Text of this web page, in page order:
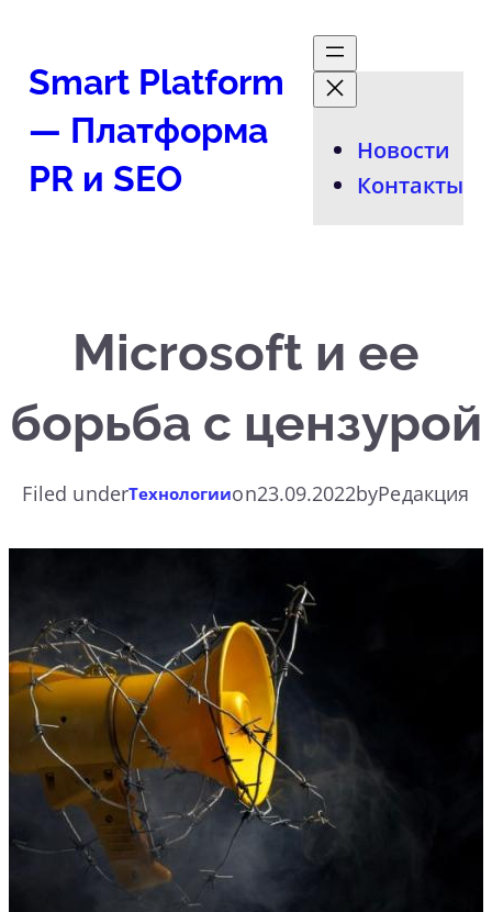
содержимому
Smart Platform
— Платформа
PR и SEO
Новости
Контакты
Microsoft и ее
борьба с цензурой
Filed underТехнологииon23.09.2022byРедакция